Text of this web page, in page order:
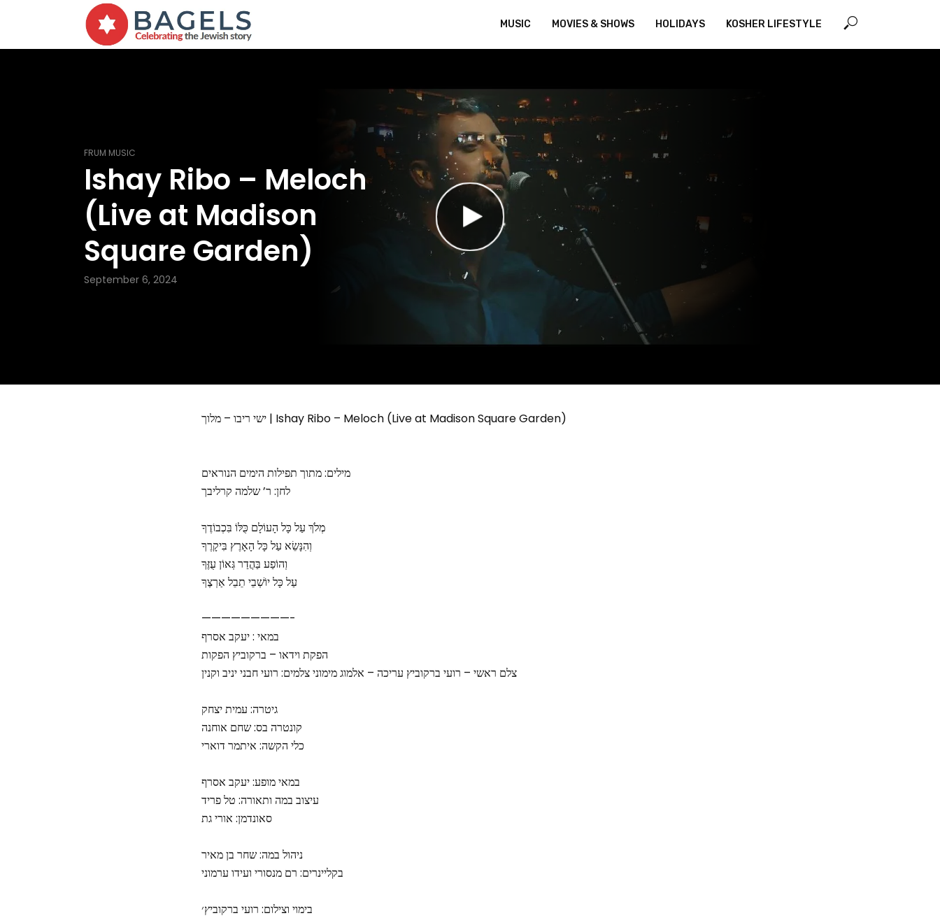
MUSIC MOVIES & SHOWS HOLIDAYS KOSHER LIFESTYLE
FRUM MUSIC
Ishay Ribo – Meloch
(Live at Madison
Square Garden)
September 6, 2024
ישי ריבו – מלוך | Ishay Ribo – Meloch (Live at Madison Square Garden)
מילים: מתוך תפילות הימים הנוראים
לחן: ר’ שלמה קרליבך
מְלֹךְ עַל כָּל הָעוֹלָם כֻּלּוֹ בִּכְבוֹדֶךָ
וְהִנָּשֵׂא עַל כָּל הָאָרֶץ בִּיקָרֶךָ
וְהוֹפַע בַּהֲדַר גְּאוֹן עֻזֶּךָ
עַל‪ ‬כָּל‪ ‬יוֹשְׁבֵי תֵבֵל אַרְצֶךָ
—————————-
במאי : יעקב אסרף
הפקת וידאו – ברקוביץ הפקות
צלם ראשי – רועי ברקוביץ עריכה – אלמוג מימוני צלמים: רועי חבני יניב וקנין
גיטרה: עמית יצחק
קונטרה בס: שחם אוחנה
כלי הקשה: איתמר דוארי
במאי מופע: יעקב אסרף
עיצוב במה ותאורה: טל פריד
סאונדמן: אורי גת
ניהול במה: שחר בן מאיר
בקליינרים: רם מנסורי ועידו ערמוני
בימוי וצילום: רועי ברקוביץ׳